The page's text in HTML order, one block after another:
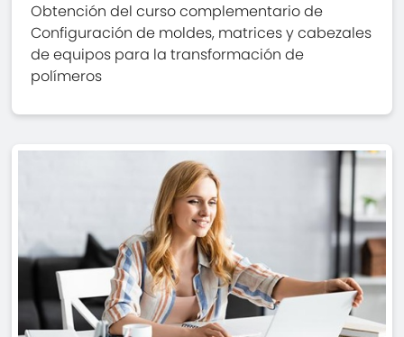
Obtención del curso complementario de
Configuración de moldes, matrices y cabezales
de equipos para la transformación de
polímeros